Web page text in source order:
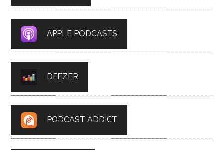
APPLE PODCASTS
DEEZER
PODCAST ADDICT